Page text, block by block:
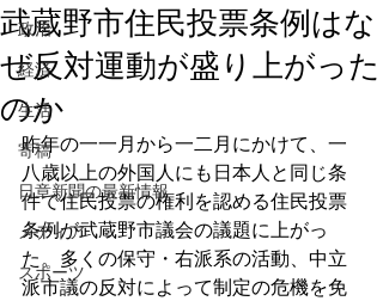
政治
経済
生活
寄稿
日章新聞の最新情報
メディア
スポーツ
武蔵野市住民投票条例はな
ぜ反対運動が盛り上がった
のか
昨年の一一月から一二月にかけて、一
八歳以上の外国人にも日本人と同じ条
件で住民投票の権利を認める住民投票
条例が武蔵野市議会の議題に上がっ
た。多くの保守・右派系の活動、中立
派市議の反対によって制定の危機を免